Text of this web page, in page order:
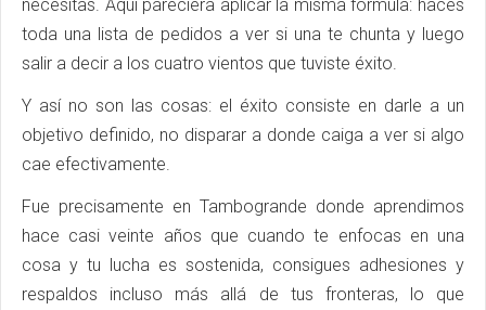
necesitas. Aquí pareciera aplicar la misma fórmula: haces
toda una lista de pedidos a ver si una te chunta y luego
salir a decir a los cuatro vientos que tuviste éxito.
Y así no son las cosas: el éxito consiste en darle a un
objetivo definido, no disparar a donde caiga a ver si algo
cae efectivamente.
Fue precisamente en Tambogrande donde aprendimos
hace casi veinte años que cuando te enfocas en una
cosa y tu lucha es sostenida, consigues adhesiones y
respaldos incluso más allá de tus fronteras, lo que